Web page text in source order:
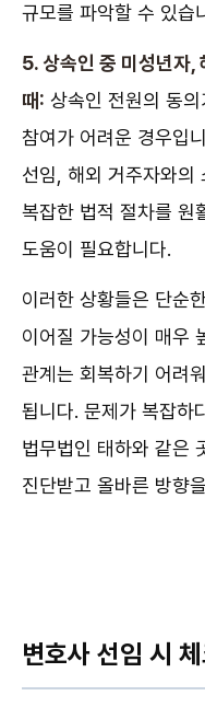
규모를 파악할 수 있습
5. 상속인 중 미성년자,
때: 상속인 전원의 동
참여가 어려운 경우입
선임, 해외 거주자와의
복잡한 법적 절차를 원
도움이 필요합니다.
이러한 상황들은 단순
이어질 가능성이 매우
관계는 회복하기 어려
됩니다. 문제가 복잡하
법무법인 태하와 같은
진단받고 올바른 방향
변호사 선임 시